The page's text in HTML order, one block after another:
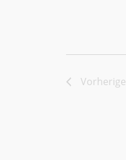
Vorherige